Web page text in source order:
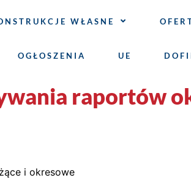
WŁASNE
OGŁOSZENIA UE
raportów
i okresowe